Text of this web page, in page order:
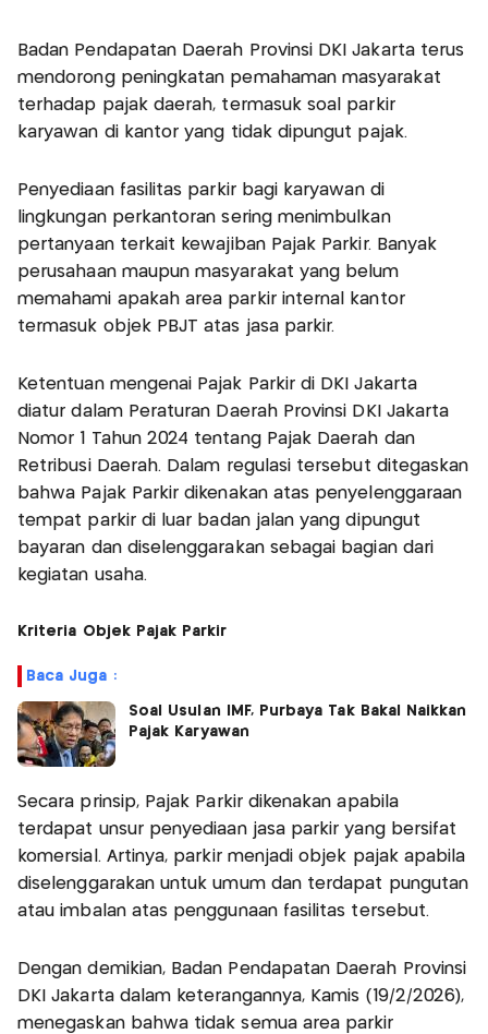
Badan Pendapatan Daerah Provinsi DKI Jakarta terus
mendorong peningkatan pemahaman masyarakat
terhadap pajak daerah, termasuk soal parkir
karyawan di kantor yang tidak dipungut pajak.
Penyediaan fasilitas parkir bagi karyawan di
lingkungan perkantoran sering menimbulkan
pertanyaan terkait kewajiban Pajak Parkir. Banyak
perusahaan maupun masyarakat yang belum
memahami apakah area parkir internal kantor
termasuk objek PBJT atas jasa parkir.
Ketentuan mengenai Pajak Parkir di DKI Jakarta
diatur dalam Peraturan Daerah Provinsi DKI Jakarta
Nomor 1 Tahun 2024 tentang Pajak Daerah dan
Retribusi Daerah. Dalam regulasi tersebut ditegaskan
bahwa Pajak Parkir dikenakan atas penyelenggaraan
tempat parkir di luar badan jalan yang dipungut
bayaran dan diselenggarakan sebagai bagian dari
kegiatan usaha.
Kriteria Objek Pajak Parkir
Baca Juga :
Soal Usulan IMF, Purbaya Tak Bakal Naikkan
Pajak Karyawan
Secara prinsip, Pajak Parkir dikenakan apabila
terdapat unsur penyediaan jasa parkir yang bersifat
komersial. Artinya, parkir menjadi objek pajak apabila
diselenggarakan untuk umum dan terdapat pungutan
atau imbalan atas penggunaan fasilitas tersebut.
Dengan demikian, Badan Pendapatan Daerah Provinsi
DKI Jakarta dalam keterangannya, Kamis (19/2/2026),
menegaskan bahwa tidak semua area parkir